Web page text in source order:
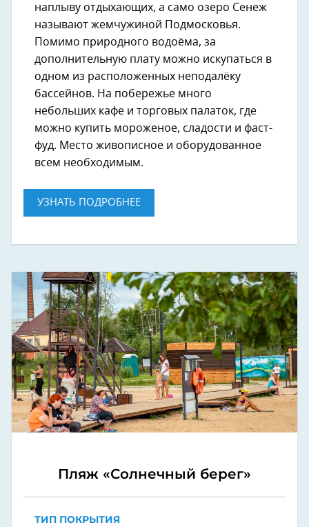
наплыву отдыхающих, а само озеро Сенеж
называют жемчужиной Подмосковья.
Помимо природного водоёма, за
дополнительную плату можно искупаться в
одном из расположенных неподалёку
бассейнов. На побережье много
небольших кафе и торговых палаток, где
можно купить мороженое, сладости и фаст-
фуд. Место живописное и оборудованное
всем необходимым.
УЗНАТЬ ПОДРОБНЕЕ
Пляж «Солнечный берег»
ТИП ПОКРЫТИЯ